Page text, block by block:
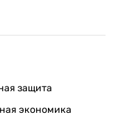
защита
экономика